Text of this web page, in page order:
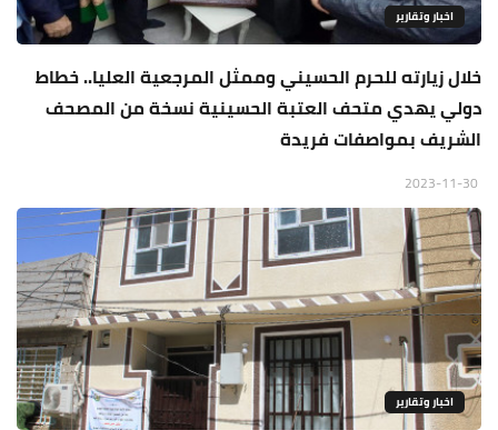
اخبار وتقارير
خلال زيارته للحرم الحسيني وممثل المرجعية العليا.. خطاط
دولي يهدي متحف العتبة الحسينية نسخة من المصحف
الشريف بمواصفات فريدة
اخبار وتقارير